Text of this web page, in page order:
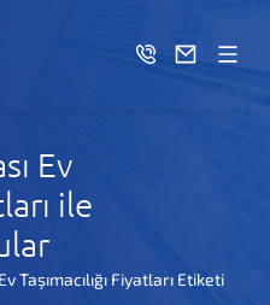
Ev
ile
Taşımacılığı Fiyatları Etiketi